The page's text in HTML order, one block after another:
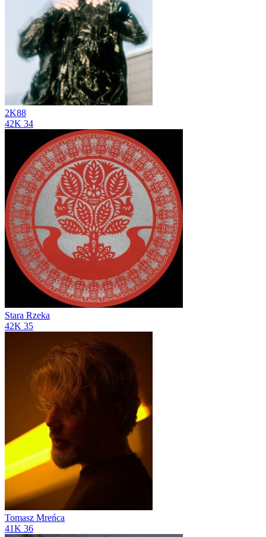
2K88
42K 34
Stara Rzeka
42K 35
Tomasz Mreńca
41K 36